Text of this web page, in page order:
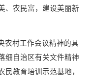
、农民富，建设美丽新
农村工作会议精神的具
细自治区有关文件精神
民教育培训示范基地，